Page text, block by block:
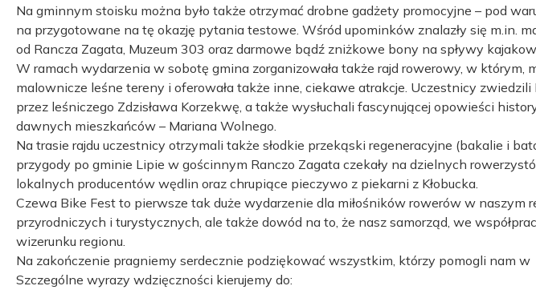
Na gminnym stoisku można było także otrzymać drobne gadżety promocyjne – pod
na przygotowane na tę okazję pytania testowe. Wśród upominków znalazły się m.in.
od Rancza Zagata, Muzeum 303 oraz darmowe bądź zniżkowe bony na spływy
W ramach wydarzenia w sobotę gmina zorganizowała także rajd rowerowy, w którym,
malownicze leśne tereny i oferowała także inne, ciekawe atrakcje. Uczestnicy
przez leśniczego Zdzisława Korzekwę, a także wysłuchali fascynującej opowieści
dawnych mieszkańców – Mariana Wolnego.
Na trasie rajdu uczestnicy otrzymali także słodkie przekąski regeneracyjne (bakalie i
przygody po gminie Lipie w gościnnym Ranczo Zagata czekały na dzielnych
lokalnych producentów wędlin oraz chrupiące pieczywo z piekarni z Kłobucka.
Czewa Bike Fest to pierwsze tak duże wydarzenie dla miłośników rowerów w
przyrodniczych i turystycznych, ale także dowód na to, że nasz samorząd, we
wizerunku regionu.
Na zakończenie pragniemy serdecznie podziękować wszystkim, którzy pomogli nam w
Szczególne wyrazy wdzięczności kierujemy do: